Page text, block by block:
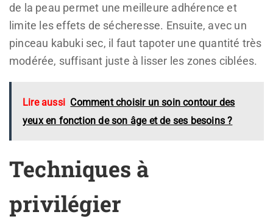
de la peau permet une meilleure adhérence et
limite les effets de sécheresse. Ensuite, avec un
pinceau kabuki sec, il faut tapoter une quantité très
modérée, suffisant juste à lisser les zones ciblées.
Lire aussi Comment choisir un soin contour des
yeux en fonction de son âge et de ses besoins ?
Techniques à
privilégier